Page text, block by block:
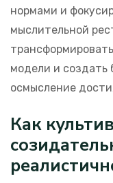
нормами и
мыслительной
модели и создать
осмысление
Как